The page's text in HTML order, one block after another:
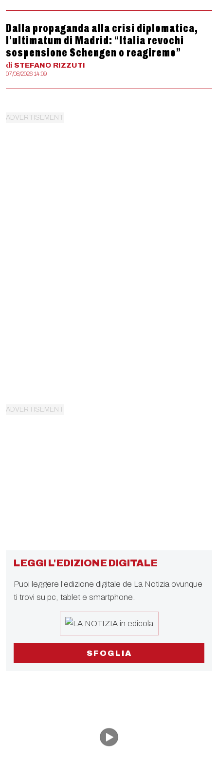
Dalla propaganda alla crisi diplomatica,
l’ultimatum di Madrid: “Italia revochi
sospensione Schengen o reagiremo”
di STEFANO RIZZUTI
07/08/2026 14:09
LEGGI L'EDIZIONE DIGITALE
Puoi leggere l'edizione digitale de La Notizia ovunque
ti trovi su pc, tablet e smartphone.
SFOGLIA